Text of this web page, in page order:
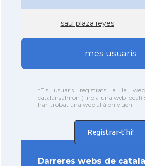
saul plaza reyes
més usuaris
*Els usuaris registrats a la
catalansalmon (i no a una web local)
han trobat una web allà on viuen
Registrar-t'hi!
Darreres webs de